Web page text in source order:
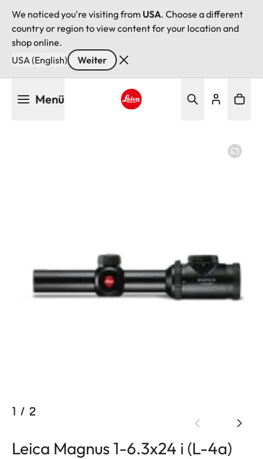
We noticed you're visiting from USA. Choose a different
country or region to view content for your location and
shop online.
USA (English)
Weiter
Menü
1 / 2
Leica Magnus 1-6.3x24 i (L-4a)